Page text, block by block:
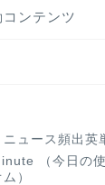
ンテンツ
ニュース頻出英
（今日の
）